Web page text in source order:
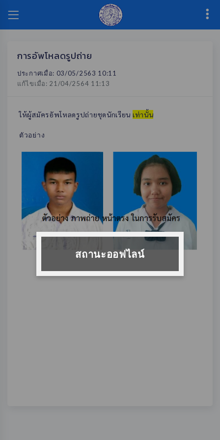
การอัพโหลดรูปถ่าย
ประกาศเมื่อ: 03/05/2563 10:11
แก้ไขเมื่อ: 21/04/2564 11:13
ให้ผู้สมัครอัพโหลดรูปถ่ายชุดนักเรียน เท่านั้น
ตัวอย่าง
สถานะออฟไลน์